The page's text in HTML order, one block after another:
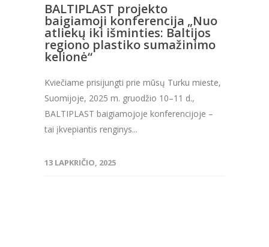
BALTIPLAST projekto
baigiamoji konferencija „Nuo
atliekų iki išminties: Baltijos
regiono plastiko sumažinimo
kelionė“
Kviečiame prisijungti prie mūsų Turku mieste,
Suomijoje, 2025 m. gruodžio 10–11 d.,
BALTIPLAST baigiamojoje konferencijoje –
tai įkvepiantis renginys...
13 LAPKRIČIO, 2025